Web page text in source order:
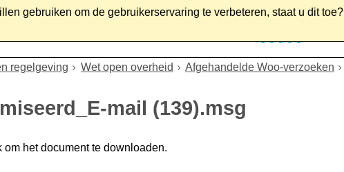
gebruiken om de gebruikerservaring te verbeteren, staat u dit toe?
regelgeving Wet open overheid Afgehandelde Woo-verzoeken
mail (139).msg
het document te downloaden.